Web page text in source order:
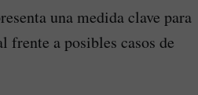
una medida clave para
frente a posibles casos de